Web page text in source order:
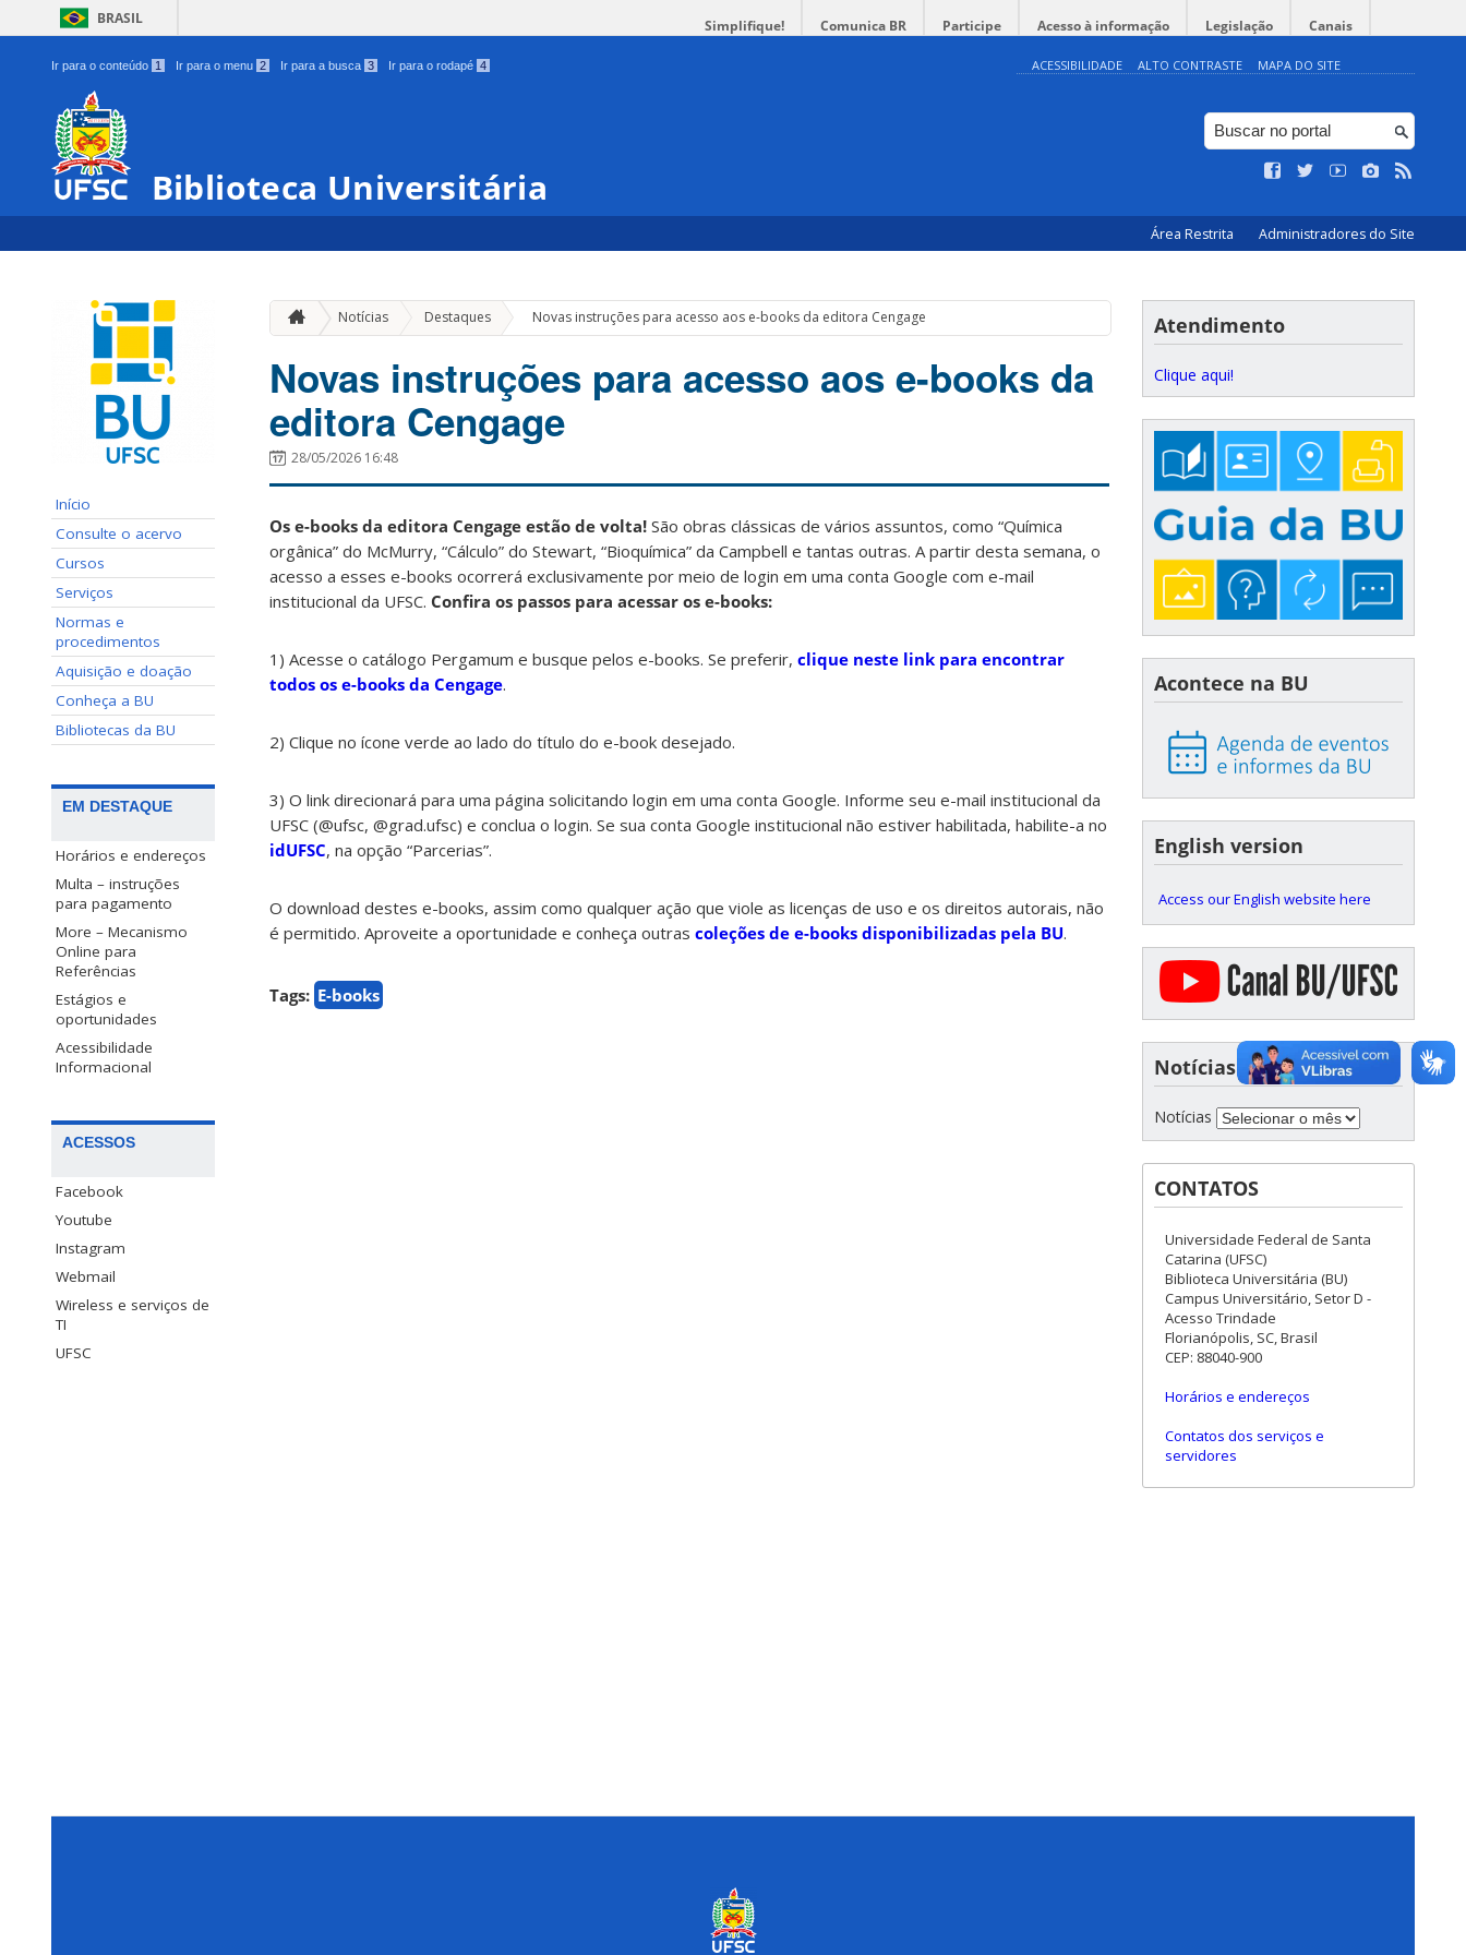
BRASIL Simplifique! Comunica BR Participe Acesso à informação Legislação Canais
Ir para o conteúdo 1 Ir para o menu 2 Ir para a busca 3 Ir para o rodapé 4 ACESSIBILIDADE ALTO CONTRASTE MAPA DO SITE
Biblioteca Universitária
Área Restrita Administradores do Site
Início
Consulte o acervo
Cursos
Serviços
Normas e
procedimentos
Aquisição e doação
Conheça a BU
Bibliotecas da BU
EM DESTAQUE
Horários e endereços
Multa – instruções
para pagamento
More – Mecanismo
Online para
Referências
Estágios e
oportunidades
Acessibilidade
Informacional
ACESSOS
Facebook
Youtube
Instagram
Webmail
Wireless e serviços de
TI
UFSC
Notícias Destaques » Novas instruções para acesso aos e-books da editora Cengage
Novas instruções para acesso aos e-books da
editora Cengage
28/05/2026 16:48
Os e-books da editora Cengage estão de volta! São obras clássicas de vários assuntos, como “Química
orgânica” do McMurry, “Cálculo” do Stewart, “Bioquímica” da Campbell e tantas outras. A partir desta semana, o
acesso a esses e-books ocorrerá exclusivamente por meio de login em uma conta Google com e-mail
institucional da UFSC. Confira os passos para acessar os e-books:
1) Acesse o catálogo Pergamum e busque pelos e-books. Se preferir, clique neste link para encontrar
todos os e-books da Cengage.
2) Clique no ícone verde ao lado do título do e-book desejado.
3) O link direcionará para uma página solicitando login em uma conta Google. Informe seu e-mail institucional da
UFSC (@ufsc, @grad.ufsc) e conclua o login. Se sua conta Google institucional não estiver habilitada, habilite-a no
idUFSC, na opção “Parcerias”.
O download destes e-books, assim como qualquer ação que viole as licenças de uso e os direitos autorais, não
é permitido. Aproveite a oportunidade e conheça outras coleções de e-books disponibilizadas pela BU.
Tags: E-books
Atendimento
Clique aqui!
Acontece na BU
English version
Access our English website here
Notícias
Notícias
CONTATOS
Universidade Federal de Santa
Catarina (UFSC)
Biblioteca Universitária (BU)
Campus Universitário, Setor D -
Acesso Trindade
Florianópolis, SC, Brasil
CEP: 88040-900
Horários e endereços
Contatos dos serviços e
servidores